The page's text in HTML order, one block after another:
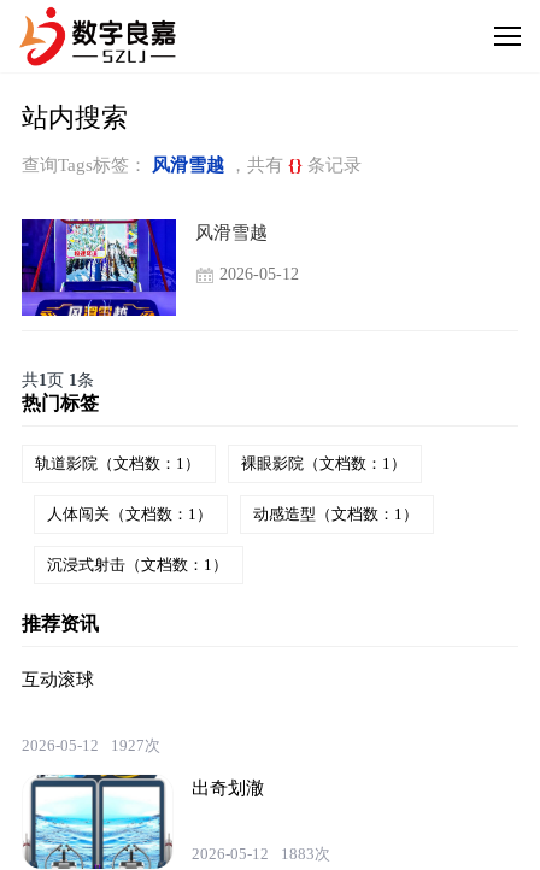
站内搜索
查询Tags标签： 风滑雪越，共有 {}条记录
风滑雪越
2026-05-12
共1页 1条
热门标签
轨道影院（文档数：1） 裸眼影院（文档数：1）
人体闯关（文档数：1） 动感造型（文档数：1）
沉浸式射击（文档数：1）
推荐资讯
互动滚球
2026-05-12 1927次
出奇划澈
2026-05-12 1883次